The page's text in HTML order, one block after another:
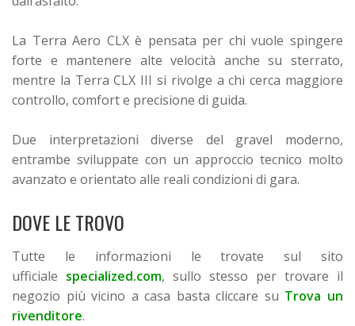
La Terra Aero CLX è pensata per chi vuole spingere
forte e mantenere alte velocità anche su sterrato,
mentre la Terra CLX III si rivolge a chi cerca maggiore
controllo, comfort e precisione di guida.
Due interpretazioni diverse del gravel moderno,
entrambe sviluppate con un approccio tecnico molto
avanzato e orientato alle reali condizioni di gara.
DOVE LE TROVO
Tutte le informazioni le trovate sul sito
ufficiale specialized.com, sullo stesso per trovare il
negozio più vicino a casa basta cliccare su Trova un
rivenditore.